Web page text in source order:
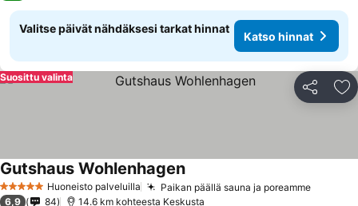
Valitse päivät nähdäksesi tarkat hinnat
Katso hinnat
Jaa
Suosittu valinta
5 TähtiluokitusHuoneisto palveluilla Paikan päällä sauna ja poreammeKatso
Gutshaus WohlenhagenKatso hinnat
6,9 84 14.6 km kohteesta Keskusta